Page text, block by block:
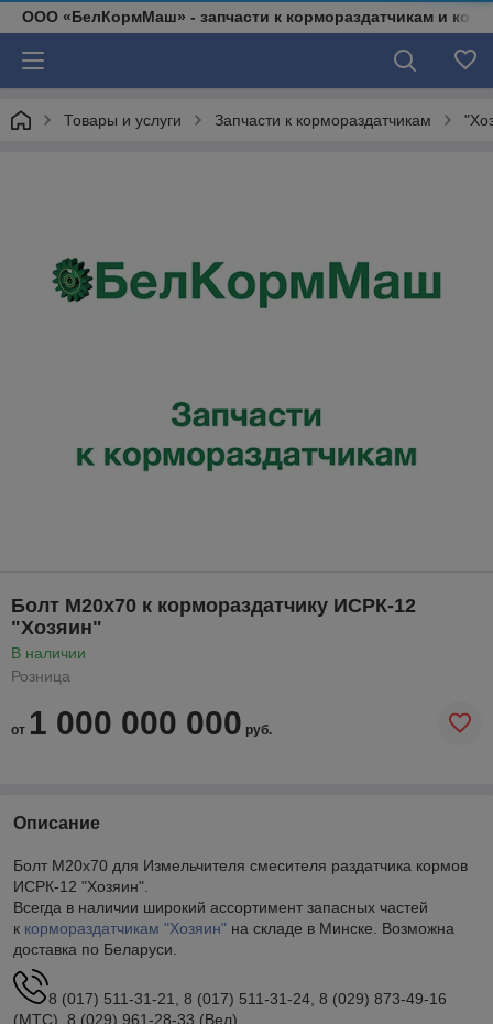
ООО «БелКормМаш» - запчасти к кормораздатчикам и
Товары и услуги Запчасти к кормораздатчикам
Болт М20х70 к кормораздатчику ИСРК-12
"Хозяин"
В наличии
Розница
от 1 000 000 000 руб.
Описание
Болт М20х70 для Измельчителя смесителя раздатчика кормов
ИСРК-12 "Хозяин".
Всегда в наличии широкий ассортимент запасных частей
к кормораздатчикам "Хозяин" на складе в Минске. Возможна
доставка по Беларуси.
8 (017) 511-31-21, 8 (017) 511-31-24, 8 (029) 873-49-16
(МТС), 8 (029) 961-28-33 (Вел).